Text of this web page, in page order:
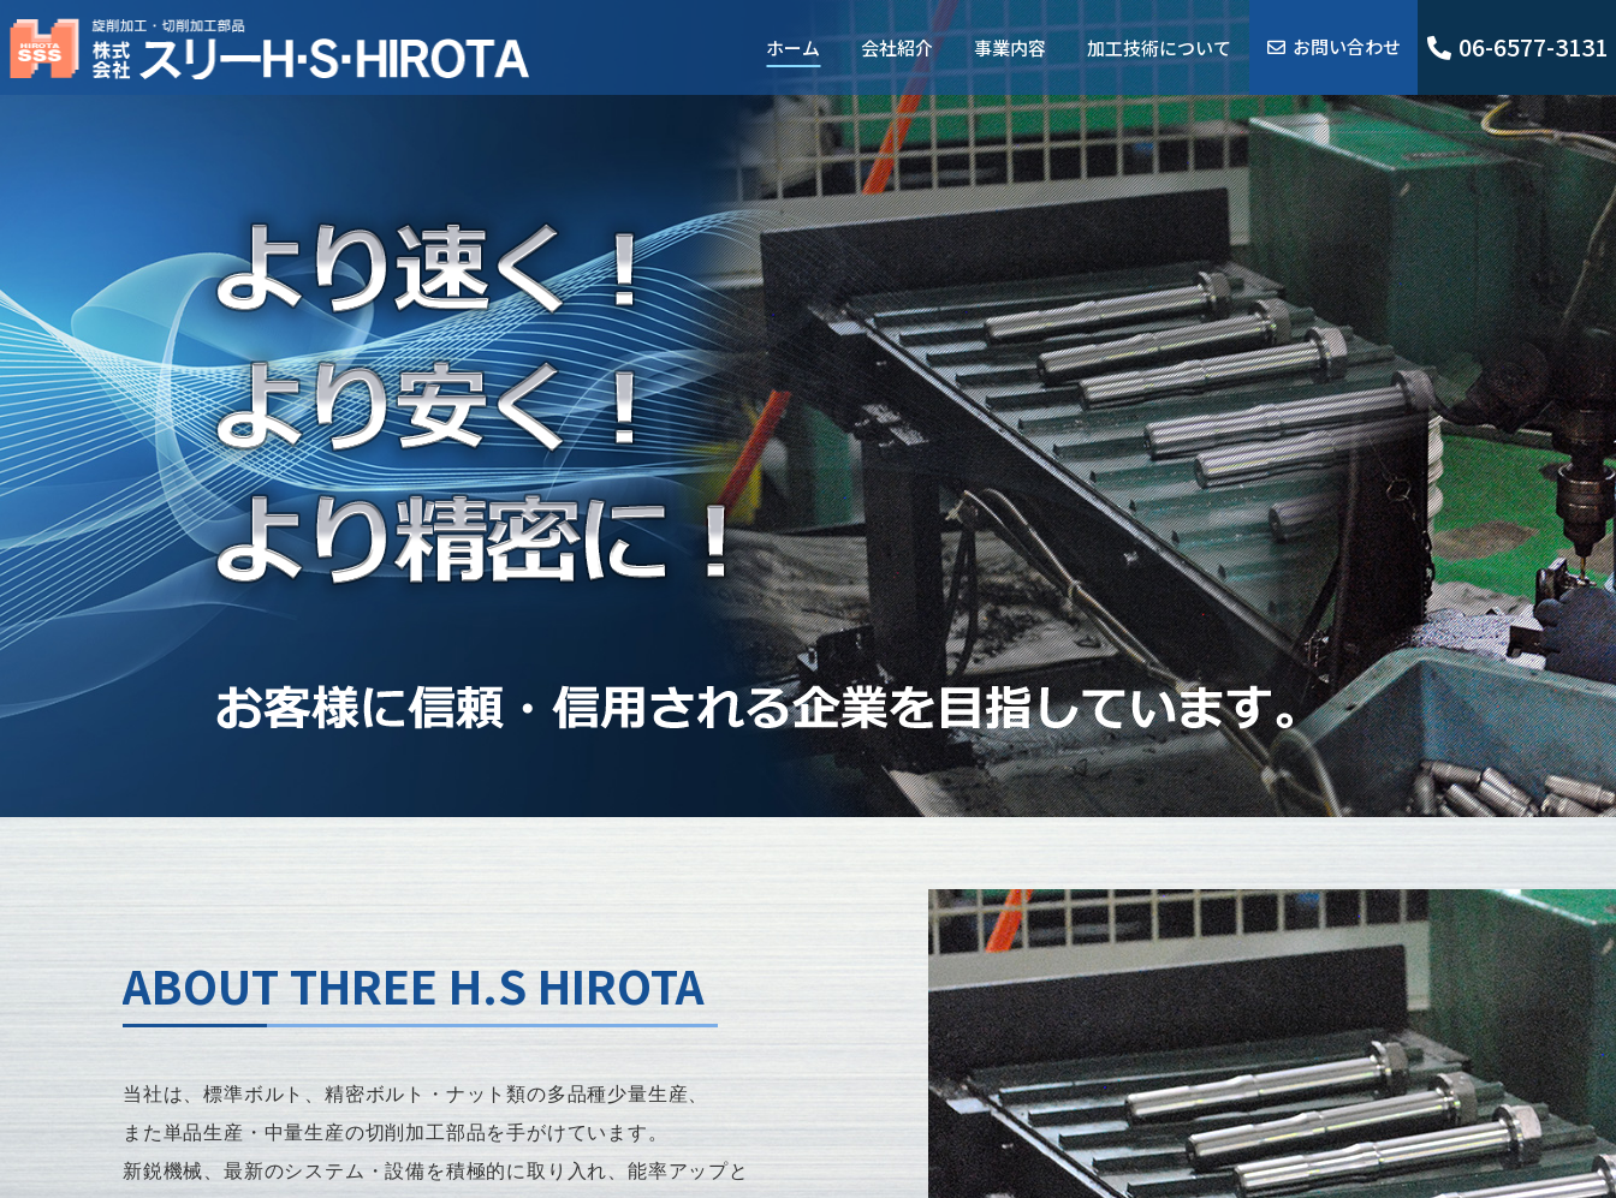
06-6577-3131
お問い合わせ
ホーム 会社紹介 事業内容 加工技術について
ABOUT THREE H.S HIROTA
当社は、標準ボルト、精密ボルト・ナット類の多品種少量生産、
また単品生産・中量生産の切削加工部品を手がけています。
新鋭機械、最新のシステム・設備を積極的に取り入れ、能率アップと